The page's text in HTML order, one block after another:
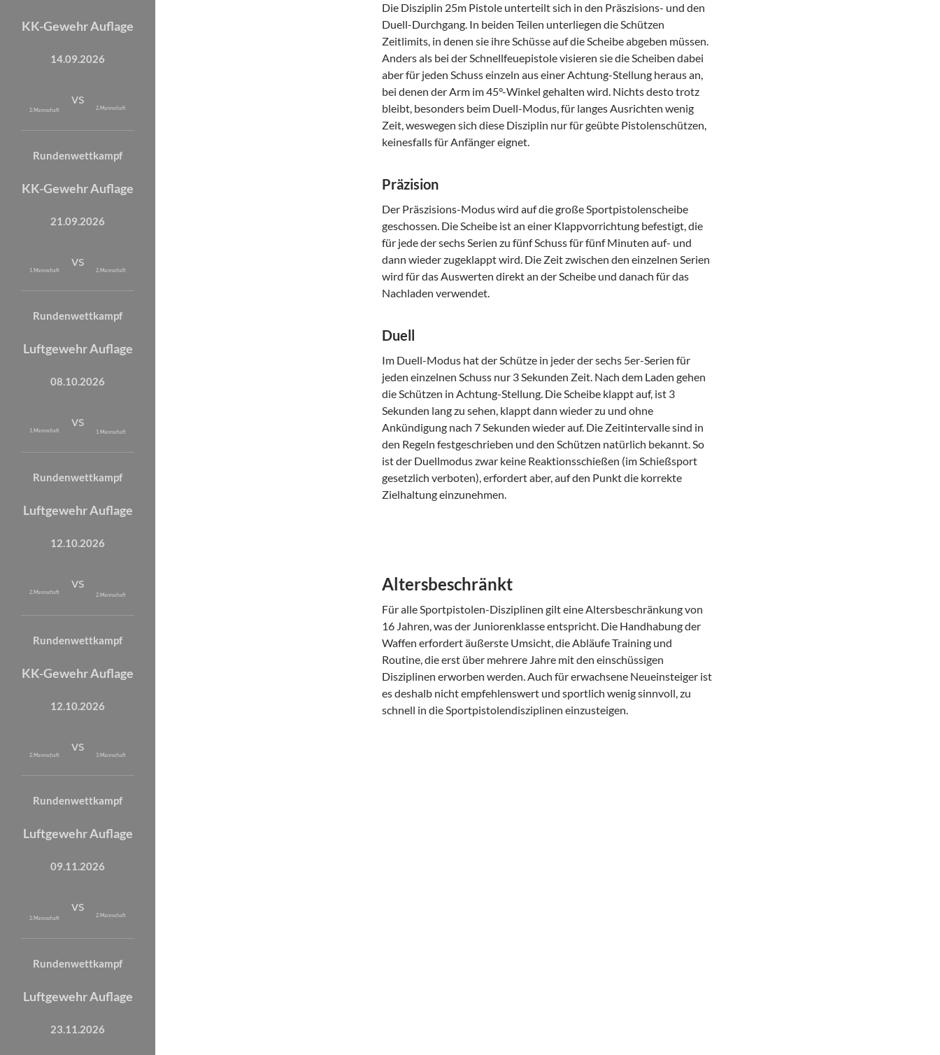
Die Disziplin 25m Pistole unterteilt sich in den Präszisions- und den
Duell-Durchgang. In beiden Teilen unterliegen die Schützen
Zeitlimits, in denen sie ihre Schüsse auf die Scheibe abgeben müssen.
Anders als bei der Schnellfeuepistole visieren sie die Scheiben dabei
aber für jeden Schuss einzeln aus einer Achtung-Stellung heraus an,
bei denen der Arm im 45°-Winkel gehalten wird. Nichts desto trotz
bleibt, besonders beim Duell-Modus, für langes Ausrichten wenig
Zeit, weswegen sich diese Disziplin nur für geübte Pistolenschützen,
keinesfalls für Anfänger eignet.
Präzision
Der Präszisions-Modus wird auf die große Sportpistolenscheibe
geschossen. Die Scheibe ist an einer Klappvorrichtung befestigt, die
für jede der sechs Serien zu fünf Schuss für fünf Minuten auf- und
dann wieder zugeklappt wird. Die Zeit zwischen den einzelnen Serien
wird für das Auswerten direkt an der Scheibe und danach für das
Nachladen verwendet.
Duell
Im Duell-Modus hat der Schütze in jeder der sechs 5er-Serien für
jeden einzelnen Schuss nur 3 Sekunden Zeit. Nach dem Laden gehen
die Schützen in Achtung-Stellung. Die Scheibe klappt auf, ist 3
Sekunden lang zu sehen, klappt dann wieder zu und ohne
Ankündigung nach 7 Sekunden wieder auf. Die Zeitintervalle sind in
den Regeln festgeschrieben und den Schützen natürlich bekannt. So
ist der Duellmodus zwar keine Reaktionsschießen (im Schießsport
gesetzlich verboten), erfordert aber, auf den Punkt die korrekte
Zielhaltung einzunehmen.
Altersbeschränkt
Für alle Sportpistolen-Disziplinen gilt eine Altersbeschränkung von
16 Jahren, was der Juniorenklasse entspricht. Die Handhabung der
Waffen erfordert äußerste Umsicht, die Abläufe Training und
Routine, die erst über mehrere Jahre mit den einschüssigen
Disziplinen erworben werden. Auch für erwachsene Neueinsteiger ist
es deshalb nicht empfehlenswert und sportlich wenig sinnvoll, zu
schnell in die Sportpistolendisziplinen einzusteigen.
KK-Gewehr Auflage
14.09.2026
2. Mannschaft
vs
2. Mannschaft
Rundenwettkampf
KK-Gewehr Auflage
21.09.2026
1. Mannschaft
vs
2. Mannschaft
Rundenwettkampf
Luftgewehr Auflage
08.10.2026
1. Mannschaft
vs
1. Mannschaft
Rundenwettkampf
Luftgewehr Auflage
12.10.2026
2. Mannschaft
vs
2. Mannschaft
Rundenwettkampf
KK-Gewehr Auflage
12.10.2026
2. Mannschaft
vs
3. Mannschaft
Rundenwettkampf
Luftgewehr Auflage
09.11.2026
2. Mannschaft
vs
2. Mannschaft
Rundenwettkampf
Luftgewehr Auflage
23.11.2026